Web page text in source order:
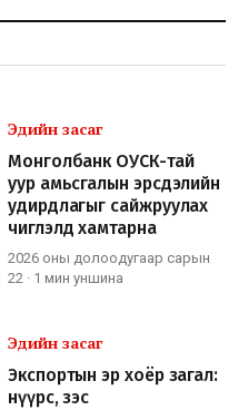
Эдийн засаг
Монголбанк ОУСК-тай
уур амьсгалын эрсдэлийн
удирдлагыг сайжруулах
чиглэлд хамтарна
2026 оны долоодугаар сарын
22 · 1 мин уншина
Эдийн засаг
Экспортын эр хоёр загал:
нүүрс, зэс